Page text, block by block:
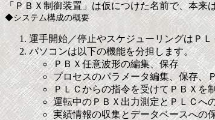
「ＰＢＸ制御装置」は仮につけた名前で、本
◆システム構成の概要
運手開始／停止やスケジューリングはＰ
パソコンは以下の機能を分担します
ＰＢＸ任意波形の編集、保存
プロセスのパラメータ編集、保存、
ＰＬＣからの指令を受けてＰＢＸを
運転中のＰＢＸ出力測定とＰＬＣへ
実績情報の収集とデータベースへの